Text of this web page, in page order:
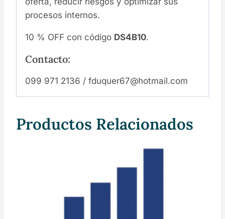
procesos internos.
10 % OFF con código DS4B10.
Contacto:
099 971 2136 / fduquer67@hotmail.com
Productos Relacionados